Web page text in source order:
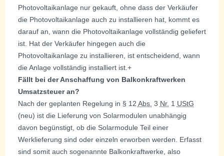
Photovoltaikanlage nur gekauft, ohne dass der Verkäufer
die Photovoltaikanlage auch zu installieren hat, kommt es
darauf an, wann die Photovoltaikanlage vollständig geliefert
ist. Hat der Verkäufer hingegen auch die
Photovoltaikanlage zu installieren, ist entscheidend, wann
die Anlage vollständig installiert ist.+
Fällt bei der Anschaffung von Balkonkraftwerken
Umsatzsteuer an?
Nach der geplanten Regelung in § 12 Abs. 3 Nr. 1 UStG
(neu) ist die Lieferung von Solarmodulen unabhängig
davon begünstigt, ob die Solarmodule Teil einer
Werklieferung sind oder einzeln erworben werden. Erfasst
sind somit auch sogenannte Balkonkraftwerke, also